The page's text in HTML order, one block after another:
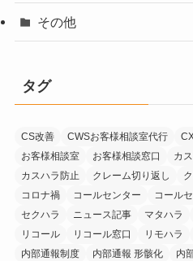
その他
タグ
CS改善 CWSお客様相談室代行
お客様相談室
お客様相談窓口 カ
カスハラ防止
クレーム切り返し
コロナ禍
コールセンター コール
セクハラ
ニュース記事 マタハラ
リコール
リコール窓口 リモハラ
内部通報制度
内部通報 形骸化 内